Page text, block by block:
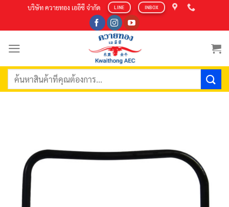
content
บริษัท ควายทอง เออีซี จำกัด LINE INBOX
ค้นหา: